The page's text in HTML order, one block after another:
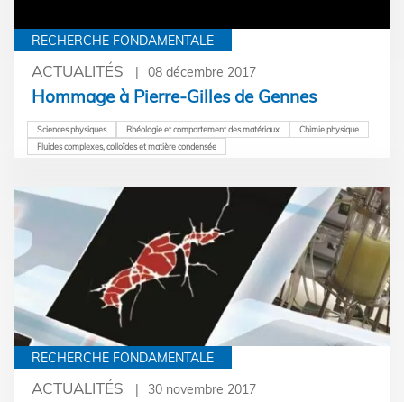
RECHERCHE FONDAMENTALE
ACTUALITÉS 08 décembre 2017
Hommage à Pierre-Gilles de Gennes
Sciences physiques Rhéologie et comportement des matériaux
Chimie physique
Fluides complexes, colloïdes et matière condensée
RECHERCHE FONDAMENTALE
ACTUALITÉS 30 novembre 2017